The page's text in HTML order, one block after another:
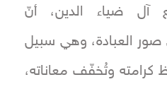
آل ضياء الدين، أنّ
العبادة، وهي سبيل
كرامته وتُخفّف معاناته،